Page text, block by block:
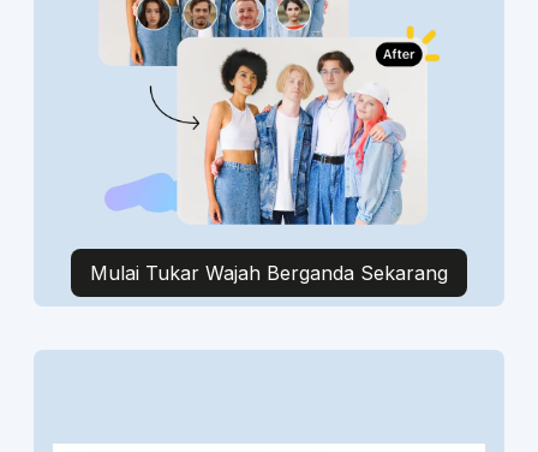
Mulai Tukar Wajah Berganda Sekarang